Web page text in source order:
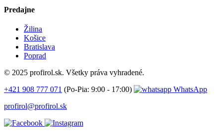
Predajne
Žilina
Košice
Bratislava
Poprad
© 2025 profirol.sk. Všetky práva vyhradené.
+421 908 777 071 (Po-Pia: 9:00 - 17:00)
WhatsApp
profirol@profirol.sk